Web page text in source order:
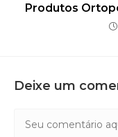
Produtos
Deixe um